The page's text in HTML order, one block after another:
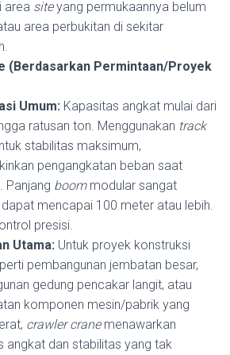
area siteyang permukaannya belum
area perbukitan di sekitar
(Berdasarkan Permintaan/Proyek
Umum: Kapasitas angkat mulai dari
ratusan ton. Menggunakan track
stabilitas maksimum,
pengangkatan beban saat
Panjang boommodular sangat
mencapai 100 meter atau lebih.
presisi.
Utama: Untuk proyek konstruksi
pembangunan jembatan besar,
gedung pencakar langit, atau
komponen mesin/pabrik yang
crawler cranemenawarkan
angkat dan stabilitas yang tak